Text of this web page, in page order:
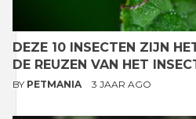
DEZE 10 INSECTEN ZIJN
DE REUZEN VAN HET
BY PETMANIA 3 JAAR AGO